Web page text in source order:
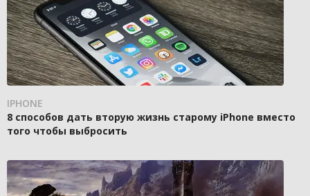
IPHONE
8 способов дать вторую жизнь старому iPhone вместо
того чтобы выбросить